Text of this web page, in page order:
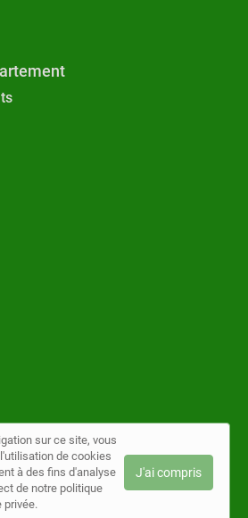
Plan du site|Mon compte |
Contact
|Politique de confidentialité
❤ par
sur ce site, vous
de cookies
à des fins d'analyse
de notre politique
privée.
J'ai compris